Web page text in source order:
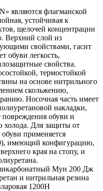
являются флагманской
устойчивая к
щелочей концентрации
Верхний слой из
свойствами, гасит
обуви легкость,
свойства.
термостойкой
на основе нитрильного
скольжению,
Носочная часть имеет
накладки,
обуви и
Для защиты от
применяется
имеющий конфигурацию,
края на стопу, и
Мун 200 Дж
и нитрильная резина
1200Н